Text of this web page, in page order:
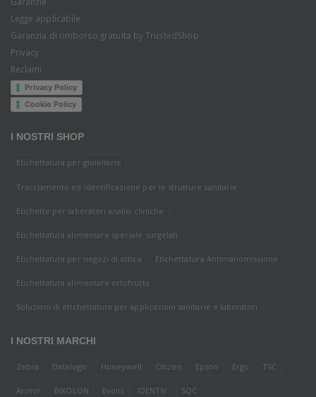
Legge applicabile
Garanzia di rimborso gratuita by TrustedShop
Privacy
Reclami
Privacy Policy
Cookie Policy
I NOSTRI SHOP
Etichettatura per gioiellerie
Tracciamento ed identificazione per le strutture sanitarie
Etichette per laboratori analisi cliniche
Etichettatura alimentare speciale surgelati
Etichettatura per negozi di ottica Etichettatura Antimanomissione
Etichettatura alimentare ortofrutta
Soluzioni di etichettatura per applicazioni sanitarie e laboratori
I NOSTRI MARCHI
Zebra Datalogic Honeywell Citizen Epson Ergo TSC
Armor BIXOLON Evolis IDENTIV SQC